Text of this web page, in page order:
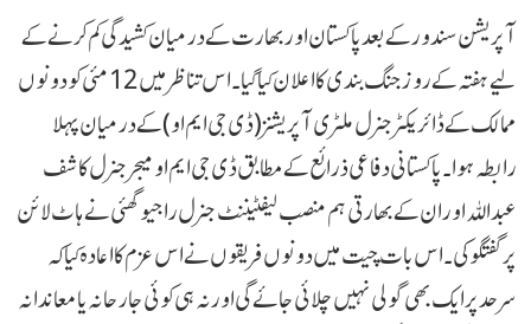
آپریشن سندور کے بعد پاکستان اور بھارت کے درمیان کشیدگی کم کرنے کے
لیے ہفتہ کے روز جنگ بندی کا اعلان کیا گیا۔ اس تناظر میں 12 مئی کو دونوں
ممالک کے ڈائریکٹر جنرل ملٹری آپریشنز (ڈی جی ایم او) کے درمیان پہلا
رابطہ ہوا۔ پاکستانی دفاعی ذرائع کے مطابق ڈی جی ایم او میجر جنرل کاشف
عبداللہ اور ان کے بھارتی ہم منصب لیفٹیننٹ جنرل راجیو گھئی نے ہاٹ لائن
پر گفتگو کی۔ اس بات چیت میں دونوں فریقوں نے اس عزم کا اعادہ کیا کہ
سرحد پر ایک بھی گولی نہیں چلائی جائے گی اور نہ ہی کوئی جارحانہ یا معاندانہ